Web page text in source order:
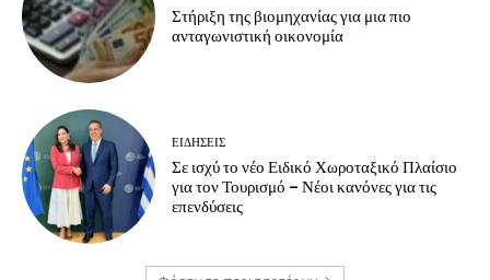
Στήριξη της βιομηχανίας για μια πιο
ανταγωνιστική οικονομία
ΕΙΔΗΣΕΙΣ
Σε ισχύ το νέο Ειδικό Χωροταξικό Πλαίσιο
για τον Τουρισμό – Νέοι κανόνες για τις
επενδύσεις